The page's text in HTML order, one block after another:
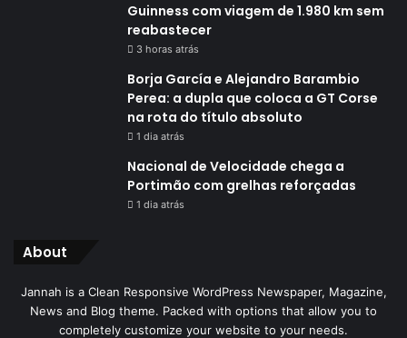
Guinness com viagem de 1.980 km sem
reabastecer
3 horas atrás
Borja García e Alejandro Barambio
Perea: a dupla que coloca a GT Corse
na rota do título absoluto
1 dia atrás
Nacional de Velocidade chega a
Portimão com grelhas reforçadas
1 dia atrás
About
Jannah is a Clean Responsive WordPress Newspaper, Magazine,
News and Blog theme. Packed with options that allow you to
completely customize your website to your needs.